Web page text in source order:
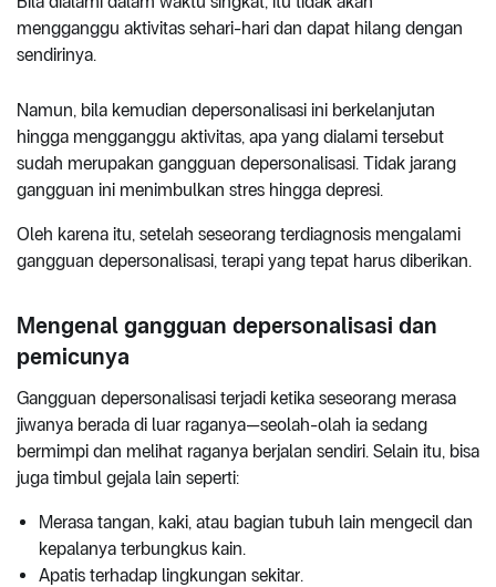
mengganggu aktivitas sehari-hari dan dapat hilang dengan
sendirinya.
Namun, bila kemudian depersonalisasi ini berkelanjutan
hingga mengganggu aktivitas, apa yang dialami tersebut
sudah merupakan gangguan depersonalisasi. Tidak jarang
gangguan ini menimbulkan stres hingga depresi.
Oleh karena itu, setelah seseorang terdiagnosis mengalami
gangguan depersonalisasi, terapi yang tepat harus diberikan.
Mengenal gangguan depersonalisasi dan
pemicunya
Gangguan depersonalisasi terjadi ketika seseorang merasa
jiwanya berada di luar raganya—seolah-olah ia sedang
bermimpi dan melihat raganya berjalan sendiri. Selain itu, bisa
juga timbul gejala lain seperti:
Merasa tangan, kaki, atau bagian tubuh lain mengecil dan
kepalanya terbungkus kain.
Apatis terhadap lingkungan sekitar.